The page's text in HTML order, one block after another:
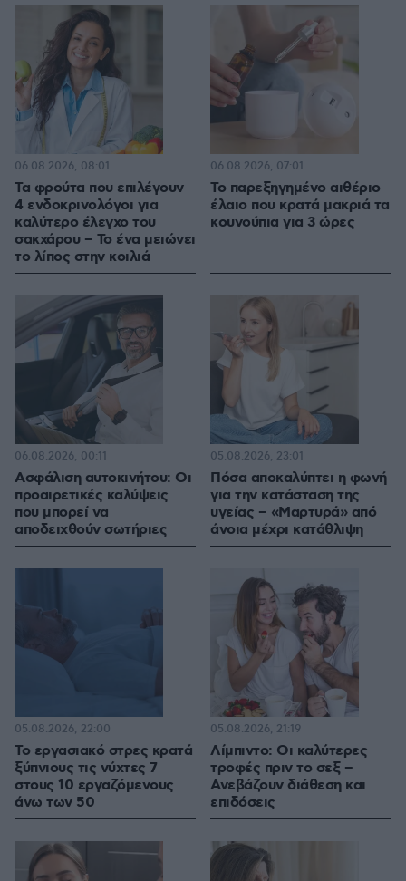
Τα φρούτα που επιλέγουν
4 ενδοκρινολόγοι για
καλύτερο έλεγχο του
σακχάρου – Το ένα μειώνει
το λίπος στην κοιλιά
06.08.2026, 08:01
Το παρεξηγημένο αιθέριο
έλαιο που κρατά μακριά τα
κουνούπια για 3 ώρες
06.08.2026, 07:01
Ασφάλιση αυτοκινήτου: Οι
προαιρετικές καλύψεις
που μπορεί να
αποδειχθούν σωτήριες
06.08.2026, 00:11
Πόσα αποκαλύπτει η φωνή
για την κατάσταση της
υγείας – «Μαρτυρά» από
άνοια μέχρι κατάθλιψη
05.08.2026, 23:01
Το εργασιακό στρες κρατά
ξύπνιους τις νύχτες 7
στους 10 εργαζόμενους
άνω των 50
05.08.2026, 22:00
Λίμπιντο: Οι καλύτερες
τροφές πριν το σεξ –
Ανεβάζουν διάθεση και
επιδόσεις
05.08.2026, 21:19